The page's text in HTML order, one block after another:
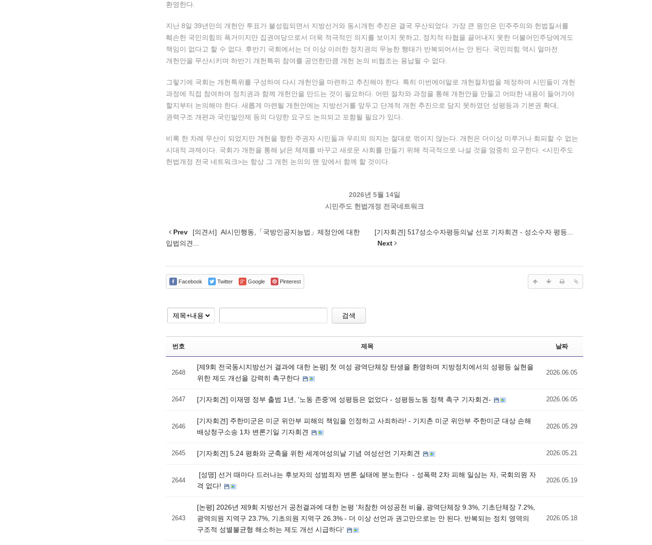
환영한다.
지난 8일 39년만의 개헌안 투표가 불성립되면서 지방선거와 동시개헌 추진은 결국 무산되었다. 가장 큰 원인은 민주주의와 헌법질서를
훼손한 국민의힘의 폭거이지만 집권여당으로서 더욱 적극적인 의지를 보이지 못하고, 정치적 타협을 끌어내지 못한 더불어민주당에게도
책임이 없다고 할 수 없다. 후반기 국회에서는 더 이상 이러한 정치권의 무능한 행태가 반복되어서는 안 된다. 국민의힘 역시 얼마전
개헌안을 무산시키며 하반기 개헌특위 참여를 공언한만큼 개헌 논의 비협조는 용납될 수 없다.
그렇기에 국회는 개헌특위를 구성하여 다시 개헌안을 마련하고 추진해야 한다. 특히 이번에야말로 개헌절차법을 제정하여 시민들이 개헌
과정에 직접 참여하여 정치권과 함께 개헌안을 만드는 것이 필요하다. 어떤 절차와 과정을 통해 개헌안을 만들고 어떠한 내용이 들어가야
할지부터 논의해야 한다. 새롭게 마련될 개헌안에는 지방선거를 앞두고 단계적 개헌 추진으로 담지 못하였던 성평등과 기본권 확대,
권력구조 개편과 국민발안제 등의 다양한 요구도 논의되고 포함될 필요가 있다.
비록 한 차례 무산이 되었지만 개헌을 향한 주권자 시민들과 우리의 의지는 절대로 꺾이지 않는다. 개헌은 더이상 미루거나 회피할 수 없는
시대적 과제이다. 국회가 개헌을 통해 낡은 체제를 바꾸고 새로운 사회를 만들기 위해 적극적으로 나설 것을 엄중히 요구한다. <시민주도
헌법개정 전국 네트워크>는 항상 그 개헌 논의의 맨 앞에서 함께 할 것이다.
2026년 5월 14일
시민주도 헌법개정 전국네트워크
Prev
[의견서] AI시민행동,「국방인공지능법」제정안에 대한
입법의견...
[기자회견] 517성소수자평등의날 선포 기자회견 - 성소수자 평등...
Next
Facebook Twitter Google Pinterest
검색
번호 제목 날짜
2648
[제9회 전국동시지방선거 결과에 대한 논평] 첫 여성 광역단체장 탄생을 환영하며 지방정치에서의 성평등 실현을
위한 제도 개선을 강력히 촉구한다
2026.06.05
2647 [기자회견] 이재명 정부 출범 1년, '노동 존중'에 성평등은 없었다 - 성평등노동 정책 촉구 기자회견- 2026.06.05
2646
[기자회견] 주한미군은 미군 위안부 피해의 책임을 인정하고 사죄하라! - 기지촌 미군 위안부 주한미군 대상 손해
배상청구소송 1차 변론기일 기자회견
2026.05.29
2645 [기자회견] 5.24 평화와 군축을 위한 세계여성의날 기념 여성선언 기자회견 2026.05.21
2644
[성명] 선거 때마다 드러나는 후보자의 성범죄자 변론 실태에 분노한다 - 성폭력 2차 피해 일삼는 자, 국회의원 자
격 없다!
2026.05.19
2643
[논평] 2026년 제9회 지방선거 공천결과에 대한 논평 '처참한 여성공천 비율, 광역단체장 9.3%, 기초단체장 7.2%,
광역의원 지역구 23.7%, 기초의원 지역구 26.3% - 더 이상 선언과 권고만으로는 안 된다. 반복되는 정치 영역의
구조적 성별불균형 해소하는 제도 개선 시급하다'
2026.05.18